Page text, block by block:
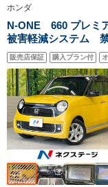
ホンダ
N-ONE 660 プレ
被害軽減システム
ビルトインETC 純
オートエアコン
販売店保証 購入プラン付